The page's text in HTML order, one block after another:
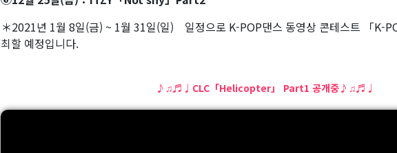
＊2021년 1월 8일(금) ~ 1월 31일(일) 일정으로 K-POP댄스 동영상 콘테스트 「K-
최할 예정입니다.
♪♫♬♩CLC「Helicopter」 Part1 공개중♪♫♬♩